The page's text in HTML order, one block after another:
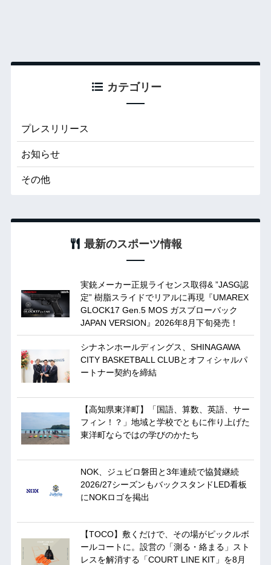
カテゴリー
プレスリリース
お知らせ
その他
最新のスポーツ情報
実銃メーカー正規ライセンス取得& ”JASG認
定” 樹脂スライドでリアルに再現『UMAREX
GLOCK17 Gen.5 MOS ガスブローバック
JAPAN VERSION』2026年8月下旬発売！
シナネンホールディングス、SHINAGAWA
CITY BASKETBALL CLUBとオフィシャルパ
ートナー契約を締結
【高知県東洋町】「国語、算数、英語、サー
フィン！？」地域と学校でともに作り上げた
東洋町ならではの学びのかたち
NOK、ジュビロ磐田と3年連続で協賛継続
2026/27シーズンもバックスタンドLED看板
にNOKロゴを掲出
【TOCO】敷くだけで、その場がピックルボ
ールコートに。設営の「測る・絡まる」スト
レスを解消する「COURT LINE KIT」を8月